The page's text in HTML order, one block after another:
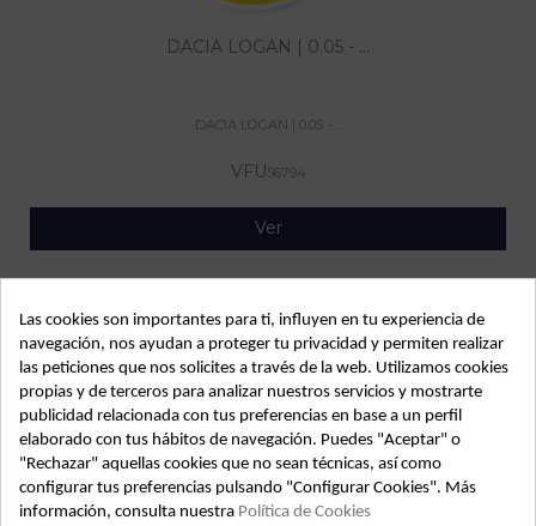
DACIA LOGAN | 0.05 - ...
DACIA LOGAN | 0.05 - ...
VFU56794
Ver
DACIA LOGAN | 0.05 - ...
Las cookies son importantes para ti, influyen en tu experiencia de
navegación, nos ayudan a proteger tu privacidad y permiten realizar
las peticiones que nos solicites a través de la web. Utilizamos cookies
propias y de terceros para analizar nuestros servicios y mostrarte
publicidad relacionada con tus preferencias en base a un perfil
elaborado con tus hábitos de navegación. Puedes "Aceptar" o
"Rechazar" aquellas cookies que no sean técnicas, así como
configurar tus preferencias pulsando "Configurar Cookies". Más
información, consulta nuestra Política de Cookies